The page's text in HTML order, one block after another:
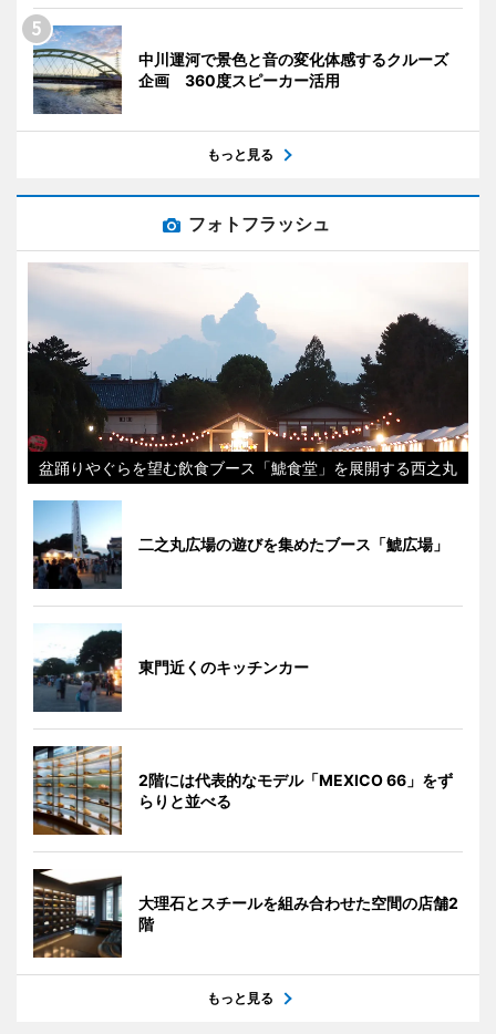
中川運河で景色と音の変化体感するクルーズ
企画 360度スピーカー活用
もっと見る
フォトフラッシュ
盆踊りやぐらを望む飲食ブース「鯱食堂」を展開する西之丸
二之丸広場の遊びを集めたブース「鯱広場」
東門近くのキッチンカー
2階には代表的なモデル「MEXICO 66」をず
らりと並べる
大理石とスチールを組み合わせた空間の店舗2
階
もっと見る